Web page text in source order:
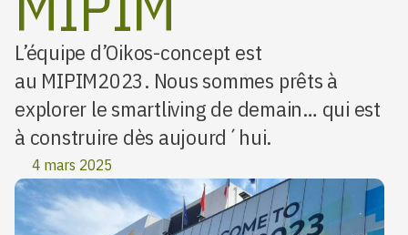
L’équipe d’Oikos-concept est
au MIPIM2023. Nous sommes prêts à
explorer le smartliving de demain… qui est
à construire dès aujourd´hui.
4 mars 2025